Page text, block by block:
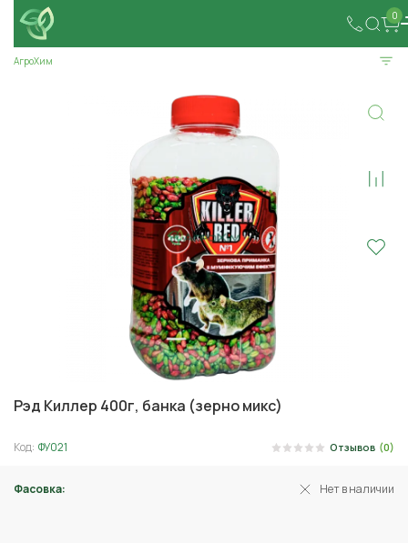
0
АгроХим
Рэд Киллер 400г, банка (зерно микс)
Код: ФУ021 Отзывов (0)
Фасовка: Нет в наличии